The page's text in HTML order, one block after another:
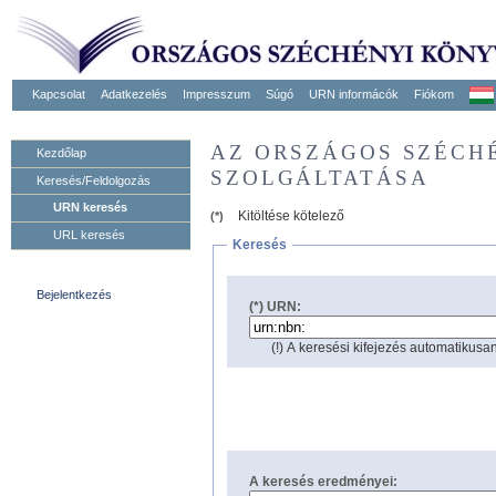
Kapcsolat Adatkezelés Impresszum Súgó URN informácók Fiókom
Kezdőlap
Keresés/Feldolgozás
URN keresés
URL keresés
Bejelentkezés
AZ ORSZÁGOS
SZOLGÁLTATÁSA
(*)
Kitöltése kötelező
Keresés
(*) URN:
(!) A keresési kifejezés
A keresés eredményei: